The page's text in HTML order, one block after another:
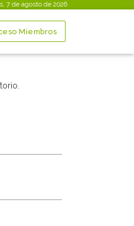
7 de agosto de 2026
Miembros